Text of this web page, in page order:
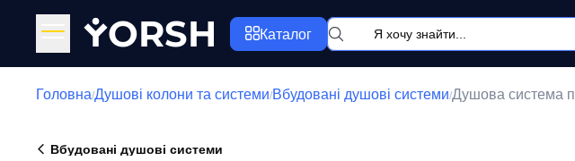
YORSH Каталог
Головна/Душові колони та системи/Вбудовані душові системи/Душова система
Вбудовані душові системи